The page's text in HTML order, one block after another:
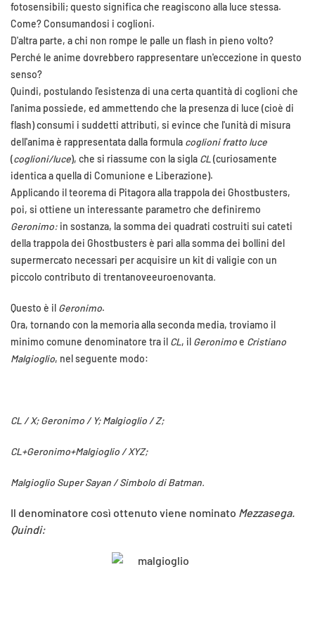
fotosensibili; questo significa che reagiscono alla luce stessa.
Come? Consumandosi i coglioni.
D'altra parte, a chi non rompe le palle un flash in pieno volto?
Perché le anime dovrebbero rappresentare un'eccezione in questo
senso?
Quindi, postulando l'esistenza di una certa quantità di coglioni che
l'anima possiede, ed ammettendo che la presenza di luce (cioè di
flash) consumi i suddetti attributi, si evince che l'unità di misura
dell'anima è rappresentata dalla formula coglioni fratto luce
(coglioni/luce), che si riassume con la sigla CL (curiosamente
identica a quella di Comunione e Liberazione).
Applicando il teorema di Pitagora alla trappola dei Ghostbusters,
poi, si ottiene un interessante parametro che definiremo
Geronimo: in sostanza, la somma dei quadrati costruiti sui cateti
della trappola dei Ghostbusters è pari alla somma dei bollini del
supermercato necessari per acquisire un kit di valigie con un
piccolo contributo di trentanoveeuroenovanta.
Questo è il Geronimo.
Ora, tornando con la memoria alla seconda media, troviamo il
minimo comune denominatore tra il CL, il Geronimoe Cristiano
Malgioglio, nel seguente modo:
CL / X; Geronimo / Y; Malgioglio / Z;
CL+Geronimo+Malgioglio / XYZ;
Malgioglio Super Sayan / Simbolo di Batman.
Il denominatore così ottenuto viene nominato Mezzasega.
Quindi: